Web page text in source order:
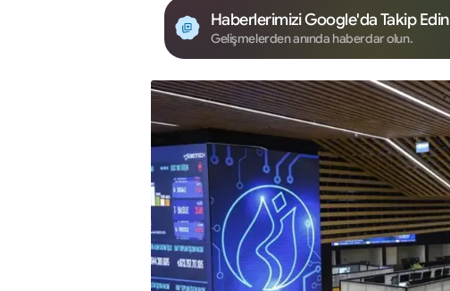
Haberlerimizi Google'da Takip Edin
Gelişmelerden anında haberdar olun.